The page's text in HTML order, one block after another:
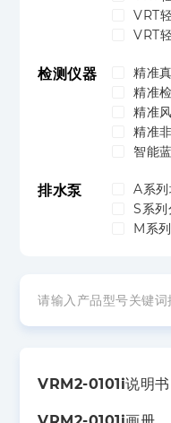
VRT
VRT
检测仪器 精准
精准
精准
精准
智能
排水泵
A系
S系
M系
VRM2-0101i说明书